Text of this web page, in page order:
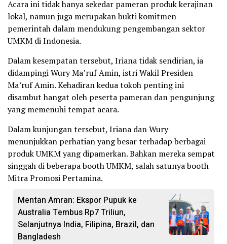
Acara ini tidak hanya sekedar pameran produk kerajinan
lokal, namun juga merupakan bukti komitmen
pemerintah dalam mendukung pengembangan sektor
UMKM di Indonesia.
Dalam kesempatan tersebut, Iriana tidak sendirian, ia
didampingi Wury Ma’ruf Amin, istri Wakil Presiden
Ma’ruf Amin. Kehadiran kedua tokoh penting ini
disambut hangat oleh peserta pameran dan pengunjung
yang memenuhi tempat acara.
Dalam kunjungan tersebut, Iriana dan Wury
menunjukkan perhatian yang besar terhadap berbagai
produk UMKM yang dipamerkan. Bahkan mereka sempat
singgah di beberapa booth UMKM, salah satunya booth
Mitra Promosi Pertamina.
Mentan Amran: Ekspor Pupuk ke
Australia Tembus Rp7 Triliun,
Selanjutnya India, Filipina, Brazil, dan
Bangladesh